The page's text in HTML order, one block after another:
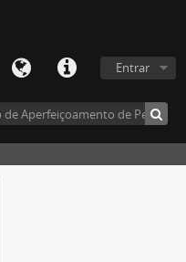
Entrar